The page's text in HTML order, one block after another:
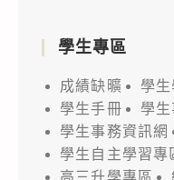
學生專區
成績缺曠
學
學生手冊
學
學生事務資訊網
學生自主學習專
高三升學專區